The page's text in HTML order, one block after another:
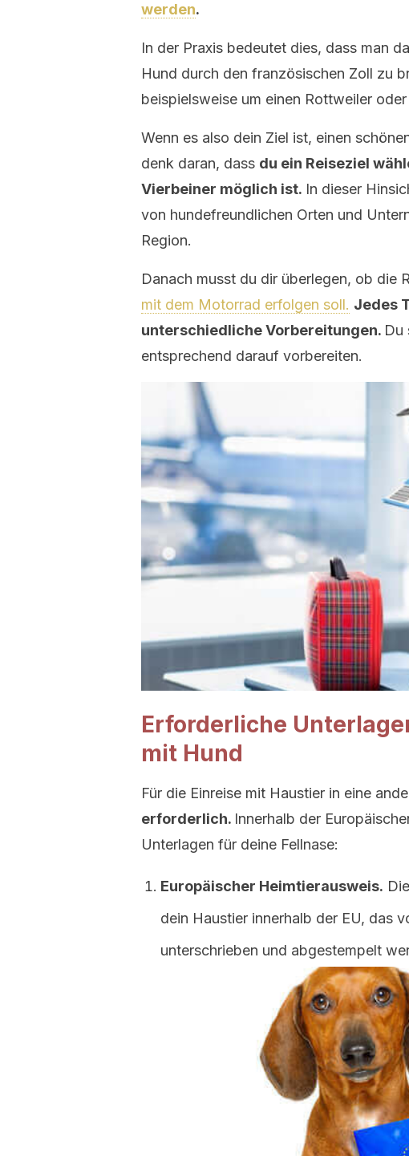
werden.
In der Praxis bedeutet dies, dass man
Hund durch den französischen Zoll zu
beispielsweise um einen Rottweiler
Wenn es also dein Ziel ist, einen
denk daran, dass du ein Reiseziel
Vierbeiner möglich ist. In dieser
von hundefreundlichen Orten und
Region.
Danach musst du dir überlegen, ob die
mit dem Motorrad erfolgen soll. Jedes
unterschiedliche Vorbereitungen. Du
entsprechend darauf vorbereiten.
Erforderliche
mit Hund
Für die Einreise mit Haustier in eine
erforderlich. Innerhalb der
Unterlagen für deine Fellnase:
Europäischer Heimtierausweis.
dein Haustier innerhalb der EU, das
unterschrieben und abgestempelt